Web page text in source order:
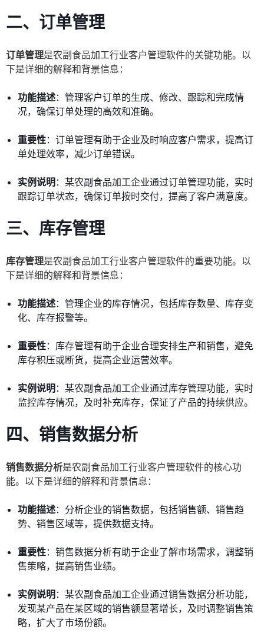
二、订单管理
订单管理是农副食品加工行业客户管理软件的关键功能。以
下是详细的解释和背景信息：
功能描述：管理客户订单的生成、修改、跟踪和完成情
况，确保订单处理的高效和准确。
重要性：订单管理有助于企业及时响应客户需求，提高订
单处理效率，减少订单错误。
实例说明 ：某农副食品加工企业通过订单管理功能，实时
跟踪订单状态，确保订单按时交付，提高了客户满意度。
三、库存管理
库存管理是农副食品加工行业客户管理软件的重要功能。以
下是详细的解释和背景信息：
功能描述：管理企业的库存情况，包括库存数量、库存变
化、库存报警等。
重要性：库存管理有助于企业合理安排生产和销售，避免
库存积压或断货，提高企业运营效率。
实例说明 ：某农副食品加工企业通过库存管理功能，实时
监控库存情况，及时补充库存，保证了产品的持续供应。
四、销售数据分析
销售数据分析是农副食品加工行业客户管理软件的核心功
能。以下是详细的解释和背景信息：
功能描述：分析企业的销售数据，包括销售额、销售趋
势、销售区域等，提供数据支持。
重要性：销售数据分析有助于企业了解市场需求，调整销
售策略，提高销售业绩。
实例说明 ：某农副食品加工企业通过销售数据分析功能，
发现某产品在某区域的销售额显著增长，及时调整销售策
略，扩大了市场份额。